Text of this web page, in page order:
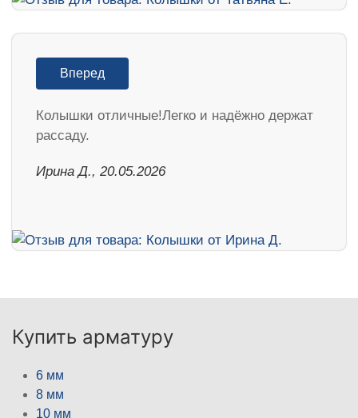
Вперед
Колышки отличные!Легко и надёжно держат
рассаду.
Ирина Д., 20.05.2026
Купить арматуру
6 мм
8 мм
10 мм